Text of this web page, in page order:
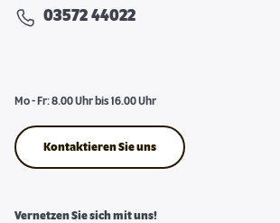
03572 44022
Mo - Fr: 8.00 Uhr bis 16.00 Uhr
Kontaktieren Sie uns
Vernetzen Sie sich mit uns!